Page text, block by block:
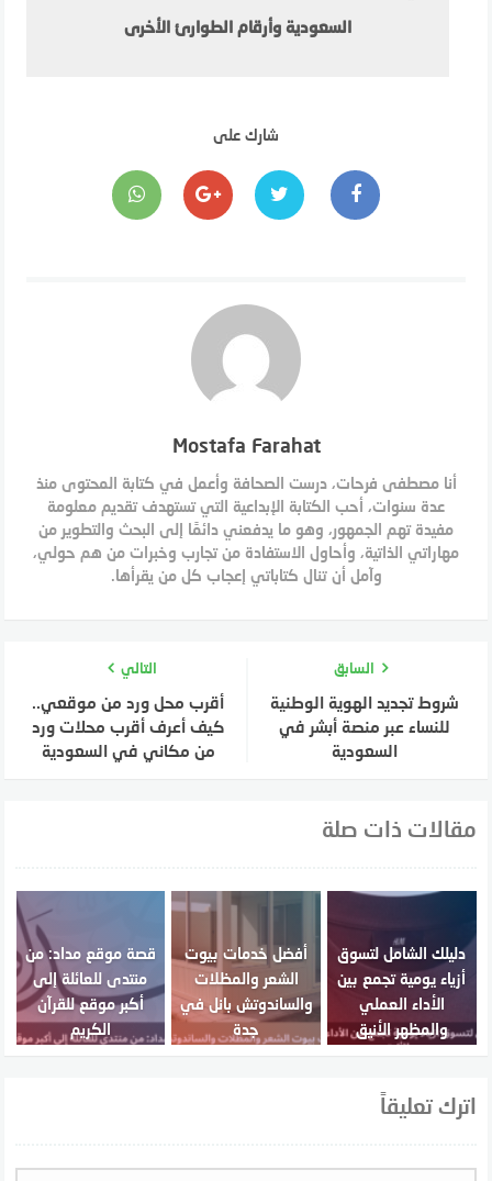
السعودية وأرقام الطوارئ الأخرى
شارك على
Mostafa Farahat
أنا مصطفى فرحات، درست الصحافة وأعمل في كتابة المحتوى منذ
عدة سنوات، أحب الكتابة الإبداعية التي تستهدف تقديم معلومة
مفيدة تهم الجمهور، وهو ما يدفعني دائمًا إلى البحث والتطوير من
مهاراتي الذاتية، وأحاول الاستفادة من تجارب وخبرات من هم حولي،
وآمل أن تنال كتاباتي إعجاب كل من يقرأها.
السابق
شروط تجديد الهوية الوطنية
للنساء عبر منصة أبشر في
السعودية
التالي
أقرب محل ورد من موقعي..
كيف أعرف أقرب محلات ورد
من مكاني في السعودية
مقالات ذات صلة
دليلك الشامل لتسوق
أزياء يومية تجمع بين
الأداء العملي
والمظهر الأنيق
أفضل خدمات بيوت
الشعر والمظلات
والساندوتش بانل في
جدة
قصة موقع مداد: من
منتدى للعائلة إلى
أكبر موقع للقرآن
الكريم
اترك تعليقاً